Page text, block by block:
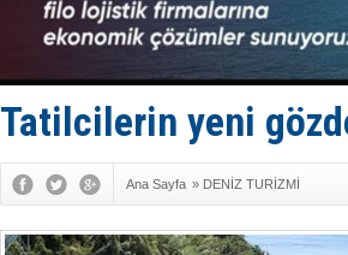
Tatilcilerin yeni
Ana Sayfa » DENİZ TURİZMİ